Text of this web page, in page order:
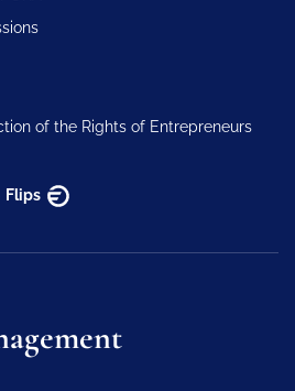
of the Rights of Entrepreneurs
Flips